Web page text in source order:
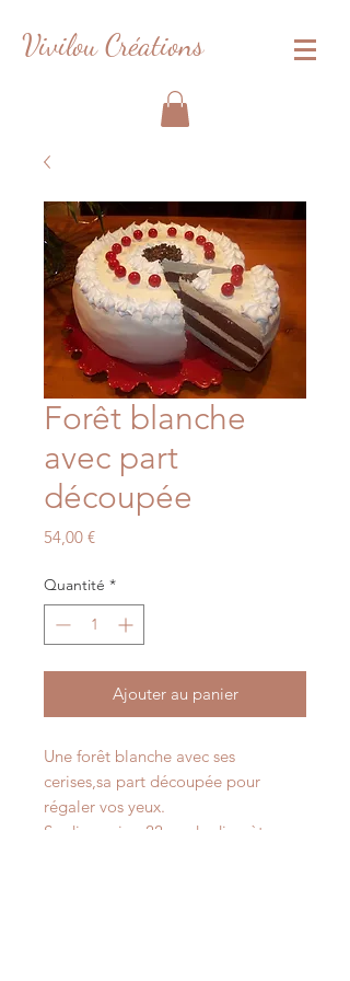
Vivilou Créations
Forêt blanche
avec part
découpée
54,00 €Prix
Quantité *
Ajouter au panier
Une forêt blanche avec ses
cerises,sa part découpée pour
régaler vos yeux.
Sa dimension 22cm de diamètre sur